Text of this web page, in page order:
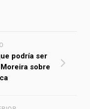
podría ser
sobre